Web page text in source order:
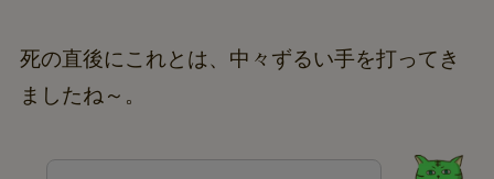
死の直後にこれとは、中々ずるい手を打ってき
ましたね～。